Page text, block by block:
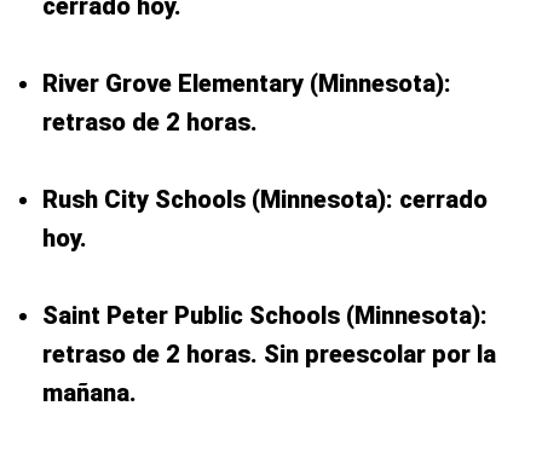
River Grove Elementary (Minnesota):
retraso de 2 horas.
Rush City Schools (Minnesota): cerrado
hoy.
Saint Peter Public Schools (Minnesota):
retraso de 2 horas. Sin preescolar por la
mañana.